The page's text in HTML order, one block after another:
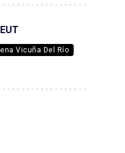
Vicuña Del Río